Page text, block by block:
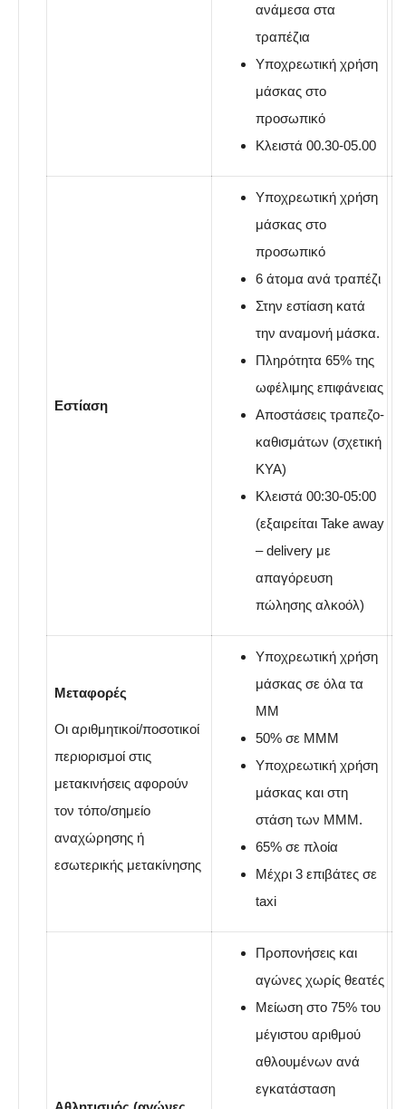
ανάμεσα στα
τραπέζια
Υποχρεωτική χρήση
μάσκας στο
προσωπικό
Κλειστά 00.30-05.00
Εστίαση
Υποχρεωτική χρήση
μάσκας στο
προσωπικό
6 άτομα ανά τραπέζι
Στην εστίαση κατά
την αναμονή μάσκα.
Πληρότητα 65% της
ωφέλιμης επιφάνειας
Αποστάσεις τραπεζο-
καθισμάτων (σχετική
ΚΥΑ)
Κλειστά 00:30-05:00
(εξαιρείται Take away
– delivery με
απαγόρευση
πώλησης αλκοόλ)
Μεταφορές
Οι αριθμητικοί/ποσοτικοί
περιορισμοί στις
μετακινήσεις αφορούν
τον τόπο/σημείο
αναχώρησης ή
εσωτερικής μετακίνησης
Υποχρεωτική χρήση
μάσκας σε όλα τα
ΜΜ
50% σε ΜΜΜ
Υποχρεωτική χρήση
μάσκας και στη
στάση των ΜΜΜ.
65% σε πλοία
Μέχρι 3 επιβάτες σε
taxi
Προπονήσεις και
αγώνες χωρίς θεατές
Μείωση στο 75% του
μέγιστου αριθμού
αθλουμένων ανά
εγκατάσταση